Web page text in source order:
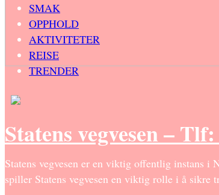
SMAK
OPPHOLD
AKTIVITETER
REISE
TRENDER
Statens vegvesen –
Statens vegvesen er en viktig offentlig instans i
spiller Statens vegvesen en viktig rolle i å sikre